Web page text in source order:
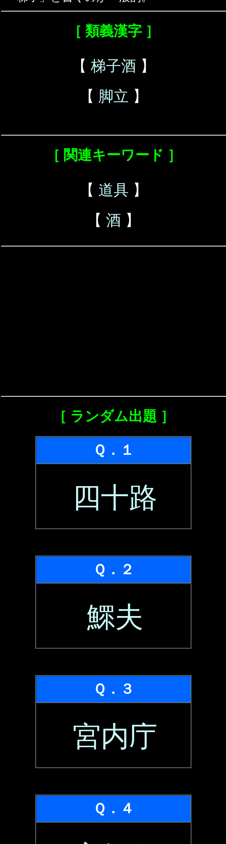
［ 類義漢字 ］
【 梯子酒 】
【 脚立 】
［ 関連キーワード ］
【 道具 】
【 酒 】
［ ランダム出題 ］
Ｑ．１
四十路
Ｑ．２
鰥夫
Ｑ．３
宮内庁
Ｑ．４